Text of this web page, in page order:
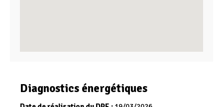
Diagnostics énergétiques